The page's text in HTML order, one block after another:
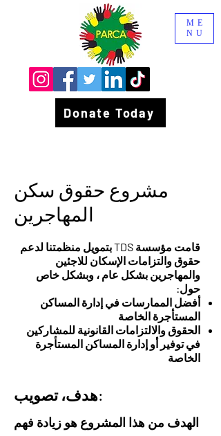
Donate Today
ME
NU
مشروع حقوق سكن
المهاجرين
قامت مؤسسة TDS بتمويل منظمتنا لدعم
حقوق والتزامات الإسكان للاجئين
والمهاجرين بشكل عام ، وبشكل خاص
حول:
أفضل الممارسات في إدارة المساكن
المستأجرة الخاصة
الحقوق والالتزامات القانونية للمشاركين
في توفير أو إدارة المساكن المستأجرة
الخاصة
هدف، تصويب:
الهدف من هذا المشروع هو زيادة فهم